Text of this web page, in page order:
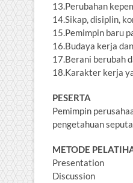
13.Perubahan
14.Sikap, disiplin,
15.Pemimpin baru
16.Budaya kerja
17.Berani berubah
18.Karakter kerja
PESERTA
Pemimpin
pengetahuan
METODE
Presentation
Discussion